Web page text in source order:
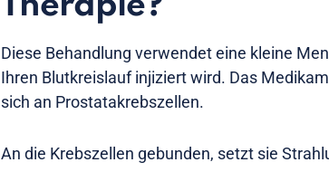
Diese Behandlung verwendet eine kleine
Ihren Blutkreislauf injiziert wird. Das
sich an Prostatakrebszellen.
An die Krebszellen gebunden, setzt sie